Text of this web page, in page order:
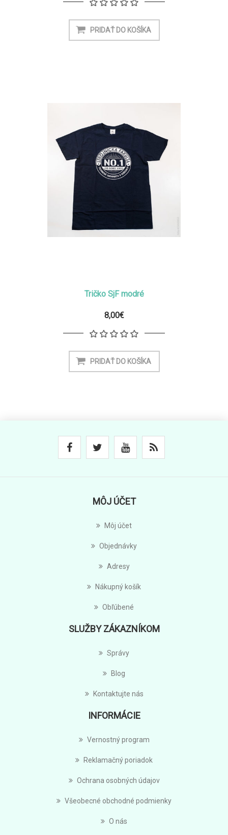
Tričko SjF modré
8,00€
MÔJ ÚČET
Môj účet
Objednávky
Adresy
Nákupný košík
Obľúbené
SLUŽBY ZÁKAZNÍKOM
Správy
Blog
Kontaktujte nás
INFORMÁCIE
Vernostný program
Reklamačný poriadok
Ochrana osobných údajov
Všeobecné obchodné podmienky
O nás